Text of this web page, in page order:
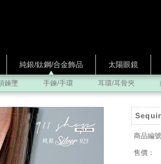
純銀/鈦鋼/合金飾品 太陽眼鏡
鍊墜 手鍊/手環 耳環/耳骨夾
商品編號
售價：